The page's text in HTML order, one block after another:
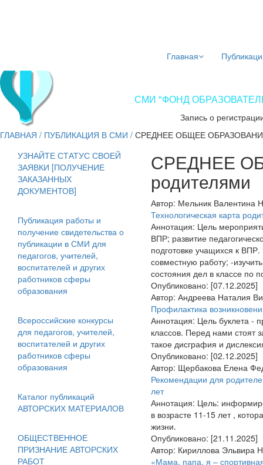
Главная
СМИ "ФОНД
Запись о
ГЛАВНАЯ / ПУБЛИКАЦИЯ В СМИ / СРЕДНЕЕ ОБЩЕЕ
УЗНАЙТЕ СТАТУС СВОЕЙ
ЗАЯВКИ [ПОЛУЧЕНИЕ
ЗАКАЗАННЫХ
ДОКУМЕНТОВ]
Публикация работы и
получение свидетельства о
публикации в СМИ для
педагогов, учителей,
воспитателей и других
работников сферы
образования
Всероссийские конкурсы
для педагогов, учителей,
воспитателей и других
работников сферы
образования
Каталог публикаций
АВТОРСКИХ МАТЕРИАЛОВ
ОБЩЕСТВЕННОЕ
ПРИЗНАНИЕ АВТОРСКИХ
РАБОТ
СРЕДНЕЕ
родителями
Автор: Мельник Валентина
Технологическая карта
Аннотация: Цель
ВПР; развитие
подготовке учащихся к
совместную работу; -
состояния дел в классе по
Опубликовано: [07.12.2025]
Автор: Андреева Наталия
Профилактика
Аннотация: Цель буклета -
классов. Перед нами стоят
такое дисграфия и
Опубликовано: [02.12.2025]
Автор: Щербакова Елена
Рекомендации для
лет
Аннотация: Цель:
в возрасте 11-15 лет ,
жизни.
Опубликовано: [21.11.2025]
Автор: Кириллова Эльвира
«Мама, папа, я –